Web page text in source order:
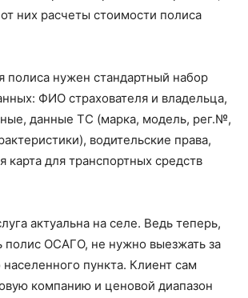
них расчеты стоимости полиса
полиса нужен стандартный набор
ФИО страхователя и владельца,
данные ТС (марка, модель, рег.№,
водительские права,
карта для транспортных средств
актуальна на селе. Ведь теперь,
полис ОСАГО, не нужно выезжать за
пункта. Клиент сам
компанию и ценовой диапазон